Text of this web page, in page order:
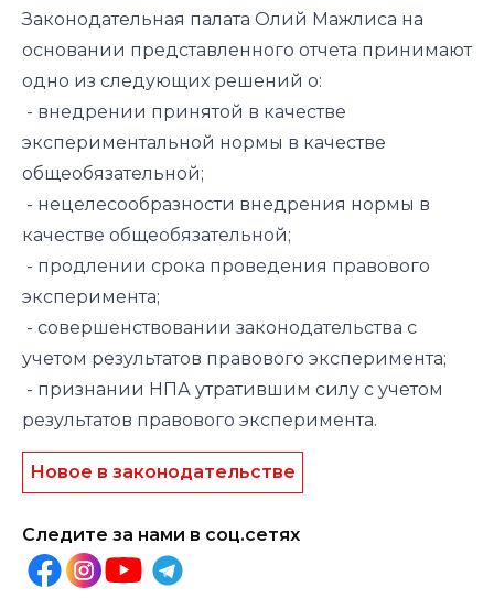
Законодательная палата Олий Мажлиса на
основании представленного отчета принимают
одно из следующих решений о:
- внедрении принятой в качестве
экспериментальной нормы в качестве
общеобязательной;
- нецелесообразности внедрения нормы в
качестве общеобязательной;
- продлении срока проведения правового
эксперимента;
- совершенствовании законодательства с
учетом результатов правового эксперимента;
- признании НПА утратившим силу с учетом
результатов правового эксперимента.
Новое в законодательстве
Следите за нами в соц.сетях